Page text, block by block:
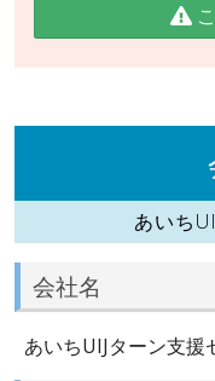
あいち
会社名
あいちUIJターン支援